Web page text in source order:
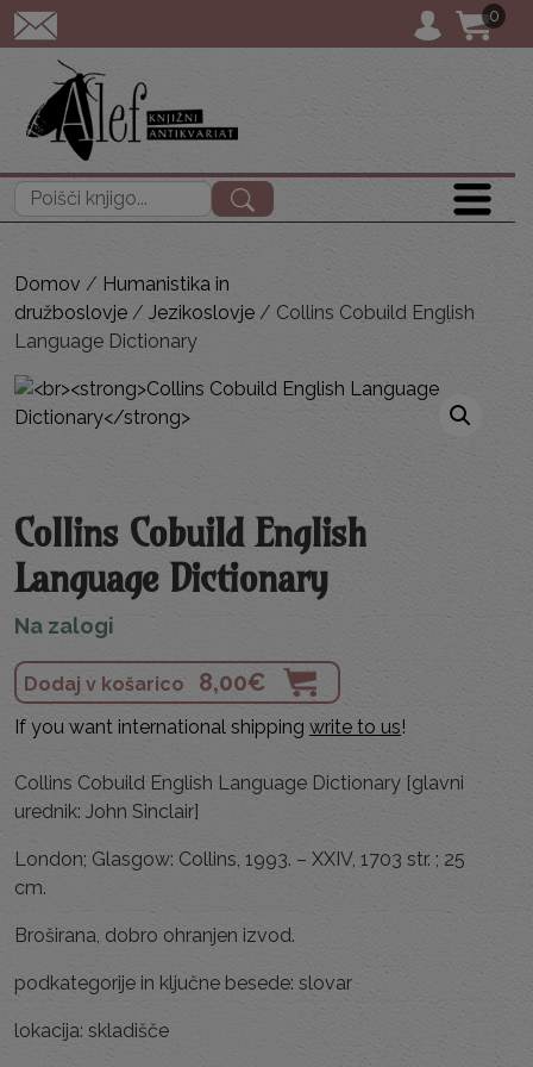
POŠTNINA:0
Išči:
Domov / Humanistika in
družboslovje / Jezikoslovje / Collins Cobuild English
Language Dictionary
Collins Cobuild English
Language Dictionary
Na zalogi
Dodaj v košarico 8,00€
If you want international shipping write to us!
Collins Cobuild English Language Dictionary [glavni
urednik: John Sinclair]
London; Glasgow: Collins, 1993. – XXIV, 1703 str. ; 25
cm.
Broširana, dobro ohranjen izvod.
podkategorije in ključne besede: slovar
lokacija: skladišče